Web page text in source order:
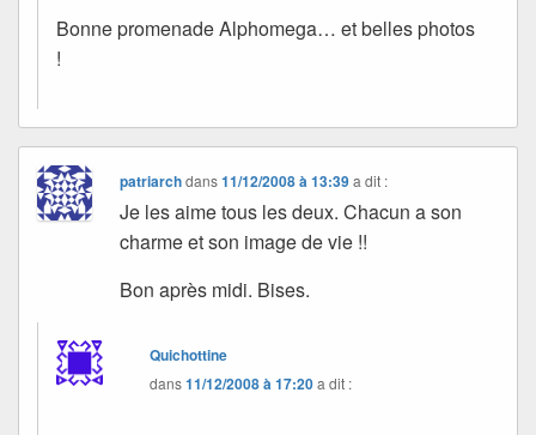
Bonne promenade Alphomega… et belles photos
!
patriarchdans11/12/2008 à 13:39 a dit :
Je les aime tous les deux. Chacun a son
charme et son image de vie !!
Bon après midi. Bises.
Quichottine
dans11/12/2008 à 17:20a dit :